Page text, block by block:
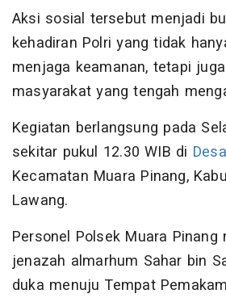
Aksi sosial tersebut menjadi
kehadiran Polri yang tidak
menjaga keamanan, tetapi
masyarakat yang tengah
Kegiatan berlangsung pada
sekitar pukul 12.30 WIB di
Kecamatan Muara Pinang,
Lawang.
Personel Polsek Muara Pinang
jenazah almarhum Sahar bin
duka menuju Tempat